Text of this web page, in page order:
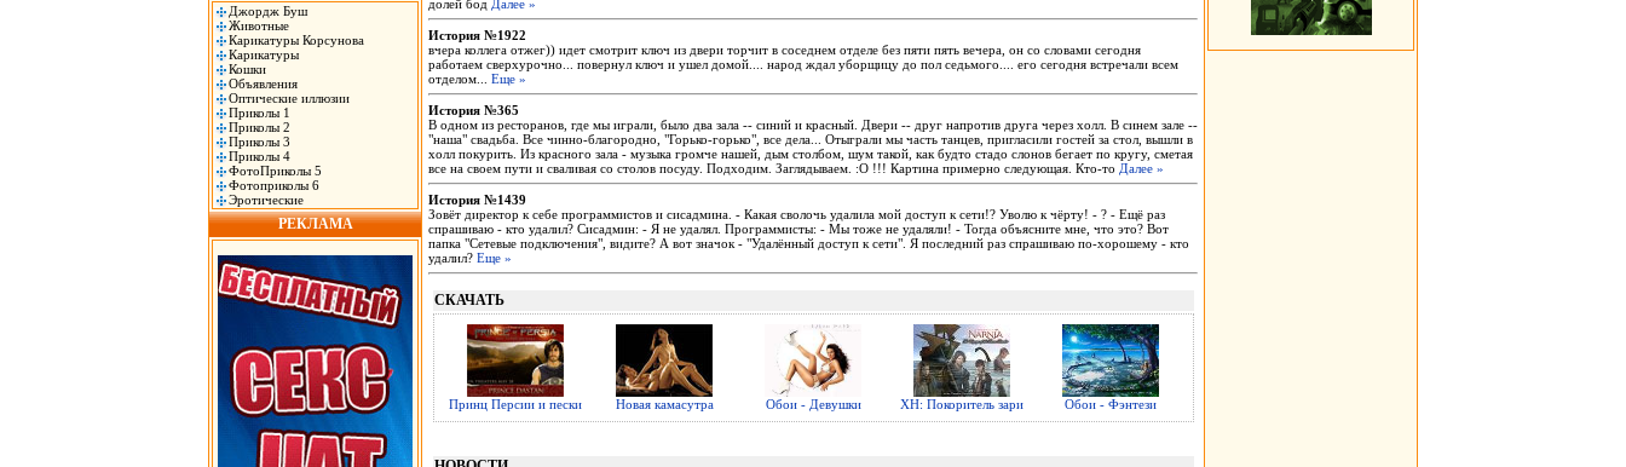
Джордж Буш
Животные
Карикатуры Корсунова
Карикатуры
Кошки
Объявления
Оптические иллюзии
Приколы 1
Приколы 2
Приколы 3
Приколы 4
ФотоПриколы 5
Фотоприколы 6
Эротические
РЕКЛАМА
долей бод Далее »
История №1922
вчера коллега отжег)) идет смотрит ключ из двери торчит в соседнем отделе без пяти пять вечера, он со словами сегодня
работаем сверхурочно... повернул ключ и ушел домой.... народ ждал уборщицу до пол седьмого.... его сегодня встречали всем
отделом... Еще »
История №365
В одном из ресторанов, где мы играли, было два зала -- синий и красный. Двери -- друг напротив друга через холл. В синем зале --
"наша" свадьба. Все чинно-благородно, "Горько-горько", все дела... Отыграли мы часть танцев, пригласили гостей за стол, вышли в
холл покурить. Из красного зала - музыка громче нашей, дым столбом, шум такой, как будто стадо слонов бегает по кругу, сметая
все на своем пути и сваливая со столов посуду. Подходим. Заглядываем. :O !!! Картина примерно следующая. Кто-то Далее »
История №1439
Зовёт директор к себе программистов и сисадмина. - Какая сволочь удалила мой доступ к сети!? Уволю к чёрту! - ? - Ещё раз
спрашиваю - кто удалил? Сисадмин: - Я не удалял. Программисты: - Мы тоже не удаляли! - Тогда объясните мне, что это? Вот
папка "Сетевые подключения", видите? А вот значок - "Удалённый доступ к сети". Я последний раз спрашиваю по-хорошему - кто
удалил? Еще »
СКАЧАТЬ
Принц Персии и пески Новая камасутра Обои - Девушки ХН: Покоритель зари Обои - Фэнтези